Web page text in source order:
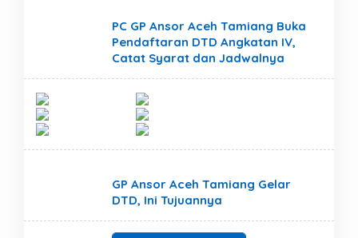
PC GP Ansor Aceh Tamiang Buka
Pendaftaran DTD Angkatan IV,
Catat Syarat dan Jadwalnya
GP Ansor Aceh Tamiang Gelar
DTD, Ini Tujuannya